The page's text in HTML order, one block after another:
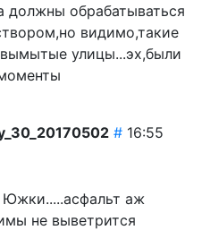
обрабатываться
видимо,такие
улицы...эх,были
# 16:55
аж
не выветрится